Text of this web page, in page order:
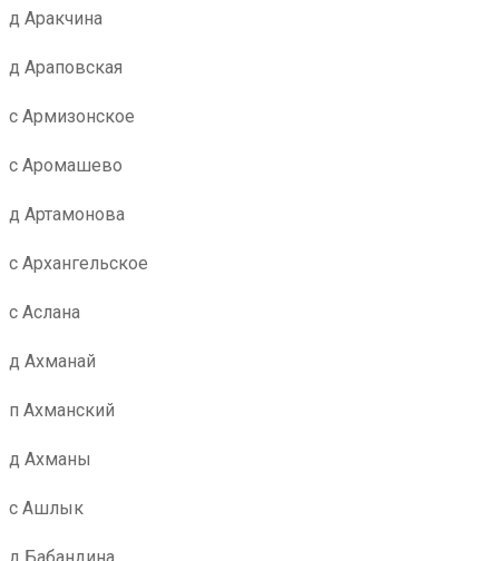
д Аракчина
д Араповская
с Армизонское
с Аромашево
д Артамонова
с Архангельское
с Аслана
д Ахманай
п Ахманский
д Ахманы
с Ашлык